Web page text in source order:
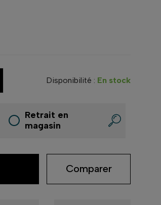
Disponibilité : En stock
Retrait en
magasin
Comparer